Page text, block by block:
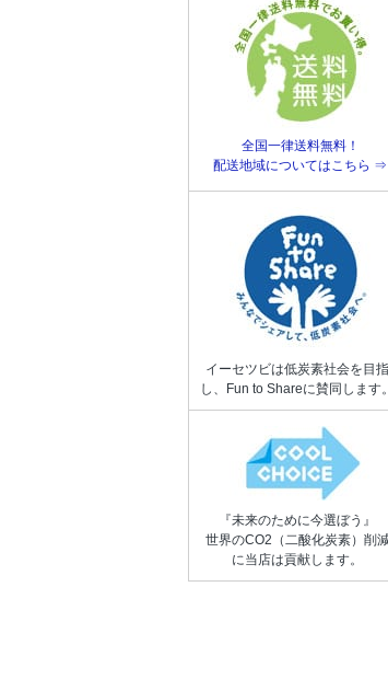
全国一律送料無料！
配送地域についてはこちら ⇒
イーセツビは低炭素社会を目指
し、Fun to Shareに賛同します。
『未来のために今選ぼう』
世界のCO2（二酸化炭素）削
に当店は貢献します。